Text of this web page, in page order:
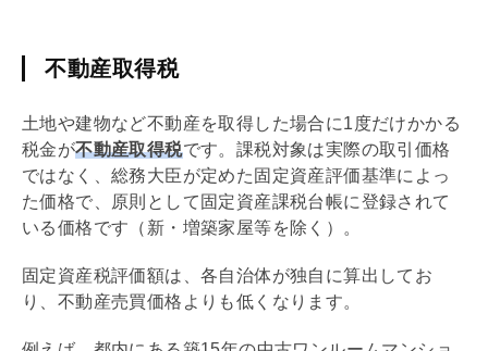
不動産取得税
土地や建物など不動産を取得した場合に1度だけかかる
税金が不動産取得税です。課税対象は実際の取引価格
ではなく、総務大臣が定めた 固定資産評価基準によっ
た価格で、原則として 固定資産課税台帳に登録されて
いる価格です（新・増築家屋等を除く）。
固定資産税評価額は、各自治体が独自に算出してお
り、不動産売買価格よりも低くなります。